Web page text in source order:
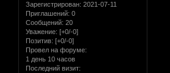
Зарегистрирован: 2021-07-11
Приглашений: 0
Сообщений: 20
Уважение: [+0/-0]
Позитив: [+0/-0]
Провел на форуме:
1 день 10 часов
Последний визит: